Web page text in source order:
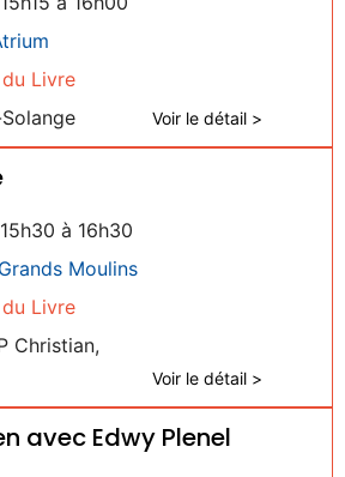
Livre
Voir le détail >
à 16h30
Moulins
Livre
Christian,
Voir le détail >
avec Edwy Plenel